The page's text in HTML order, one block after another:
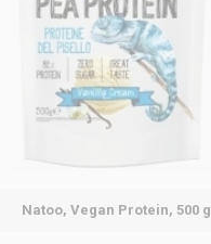
Natoo, Vegan Protein, 500 g